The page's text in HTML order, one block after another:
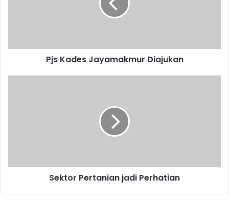
Pjs Kades Jayamakmur Diajukan
Sektor Pertanian jadi Perhatian